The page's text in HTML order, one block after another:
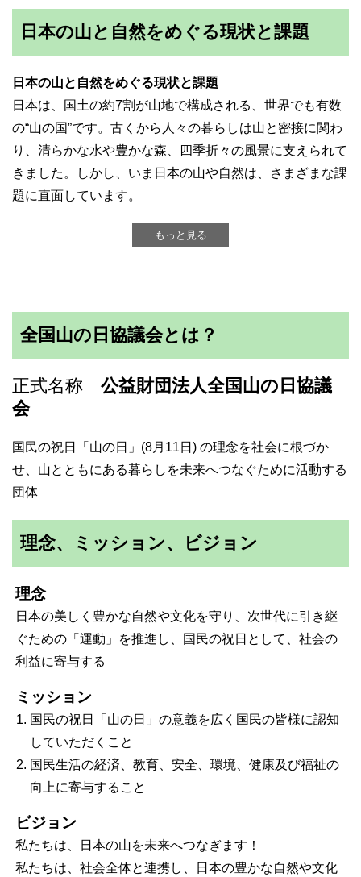
日本の山と自然をめぐる現状と課題
日本の山と自然をめぐる現状と課題
日本は、国土の約7割が山地で構成される、世界でも有数
の“山の国”です。古くから人々の暮らしは山と密接に関わ
り、清らかな水や豊かな森、四季折々の風景に支えられて
きました。しかし、いま日本の山や自然は、さまざまな課
題に直面しています。
もっと見る
全国山の日協議会とは？
正式名称 公益財団法人全国山の日協議
会
国民の祝日「山の日」(8月11日) の理念を社会に根づか
せ、山とともにある暮らしを未来へつなぐために活動する
団体
理念、ミッション、ビジョン
理念
日本の美しく豊かな自然や文化を守り、次世代に引き継
ぐための「運動」を推進し、国民の祝日として、社会の
利益に寄与する
ミッション
国民の祝日「山の日」の意義を広く国民の皆様に認知
していただくこと
国民生活の経済、教育、安全、環境、健康及び福祉の
向上に寄与すること
ビジョン
私たちは、日本の山を未来へつなぎます！
私たちは、社会全体と連携し、日本の豊かな自然や文化